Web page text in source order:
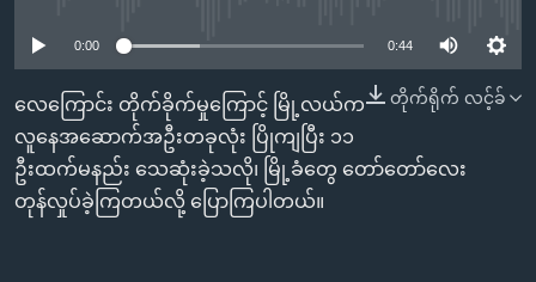
ပင်မ
အ
ညွန်း
စာမျက်နှာ
သို့
ရုပ်ရှင်ထဲက အင်္ဂလိပ်စာ
သုတပဒေသာ အင်္ဂလိပ်စာ
တီဗွီ
ရေဒီယို/တီဗွီအစီအစဉ်
Learning English
ဗွီအိုအေ လူမှုကွန်ယက်များ
0:00 0:44
တိုက်ရိုက် လင့်ခ်
လေကြောင်း တိုက်ခိုက်မှုကြောင့် မြို့လယ်က
လူနေအဆောက်အဦးတခုလုံး ပြိုကျပြီး ၁၁
ဦးထက်မနည်း သေဆုံးခဲ့သလို၊ မြို့ခံတွေ တော်တော်လေး
တုန်လှုပ်ခဲ့ကြတယ်လို့ ပြောကြပါတယ်။